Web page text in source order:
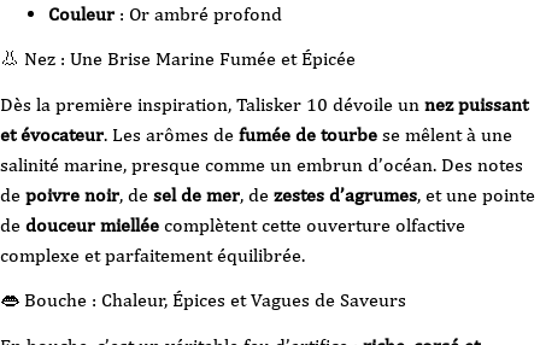
Couleur : Or ambré profond
👃 Nez : Une Brise Marine Fumée et Épicée
Dès la première inspiration, Talisker 10 dévoile un nez puissant
et évocateur. Les arômes de fumée de tourbe se mêlent à une
salinité marine, presque comme un embrun d’océan. Des notes
de poivre noir, de sel de mer, de zestes d’agrumes, et une pointe
de douceur miellée complètent cette ouverture olfactive
complexe et parfaitement équilibrée.
👄 Bouche : Chaleur, Épices et Vagues de Saveurs